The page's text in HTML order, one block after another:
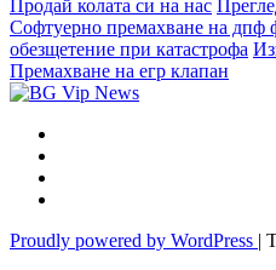
Продай колата си на нас
Софтуерно премахване на дпф
обезщетение при катастрофа
Премахване на егр клапан
Proudly powered by WordPress |